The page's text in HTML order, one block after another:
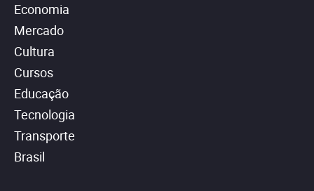
Economia
Mercado
Cultura
Cursos
Educação
Tecnologia
Transporte
Brasil